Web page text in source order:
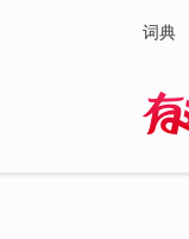
词典